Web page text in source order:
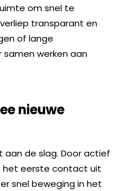
om snel te
transparant en
of lange
werken aan
nieuwe
aan de slag. Door actief
het eerste contact uit
snel beweging in het